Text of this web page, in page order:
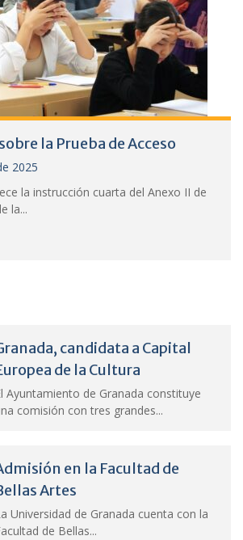
la Prueba de Acceso
2025
la instrucción cuarta del Anexo II de
la...
candidata a Capital
de la Cultura
Ayuntamiento de Granada constituye
comisión con tres grandes...
en la Facultad de
Artes
Universidad de Granada cuenta con la
de Bellas...